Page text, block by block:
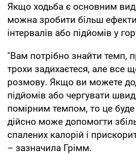
Якщо ходьба є основним
можна зробити більш
інтервалів або підйомів у
"Вам потрібно знайти темп,
трохи задихаєтеся, але все
розмову. Якщо ви можете
підйомів або чергувати
помірним темпом, то це
дійсно може допомогти
спалених калорій і
– зазначила Грімм.